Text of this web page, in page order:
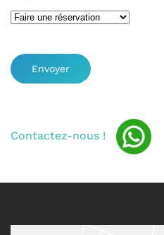
Envoyer
Contactez-nous !